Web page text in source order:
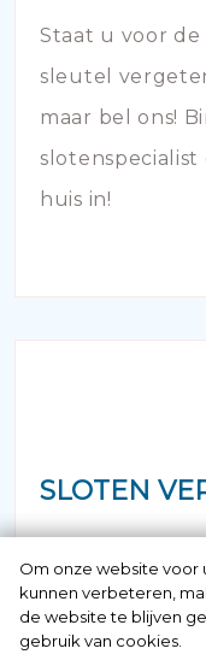
Staat u voor
sleutel
maar bel ons!
huis in!
SLOTEN
vervanging toe
sloten van uw
Om onze website voor
kunnen verbeteren,
de website te blijven
gebruik van cookies.